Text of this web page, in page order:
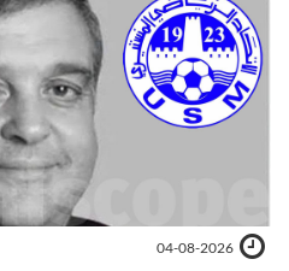
04-08-2026